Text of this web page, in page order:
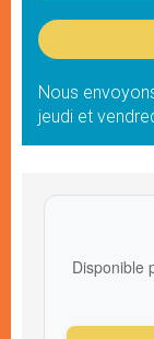
Nous
jeudi et
Disponible